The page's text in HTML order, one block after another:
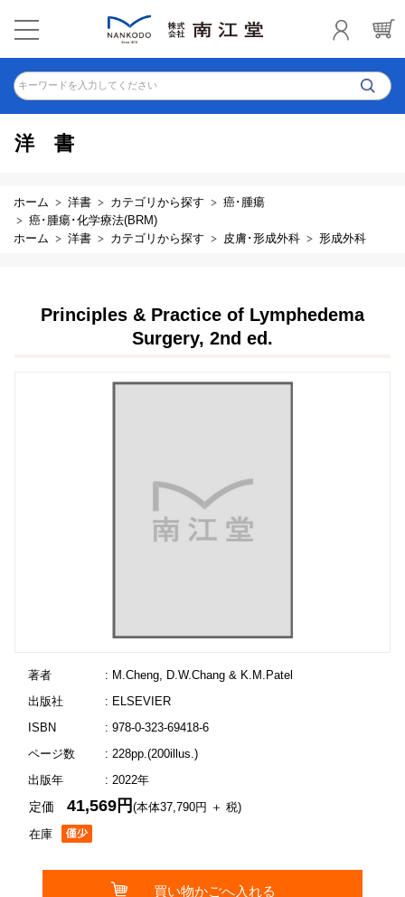
キーワードを入力してください
洋書
ホーム 洋書 カテゴリから探す
癌･腫瘍
癌･腫瘍･化学療法(BRM)
ホーム
洋書 カテゴリから探す 皮膚･形成外科 形成外科
Principles & Practice of Lymphedema
Surgery, 2nd ed.
著者
: M.Cheng, D.W.Chang & K.M.Patel
出版社
: ELSEVIER
ISBN
: 978-0-323-69418-6
ページ数
: 228pp.(200illus.)
出版年
: 2022年
在庫
定価41,569円(本体37,790円 ＋ 税)